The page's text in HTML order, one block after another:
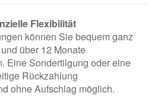
Flexibilität
können Sie bequem ganz
über 12 Monate
Eine Sondertilgung oder eine
Rückzahlung
ohne Aufschlag möglich.